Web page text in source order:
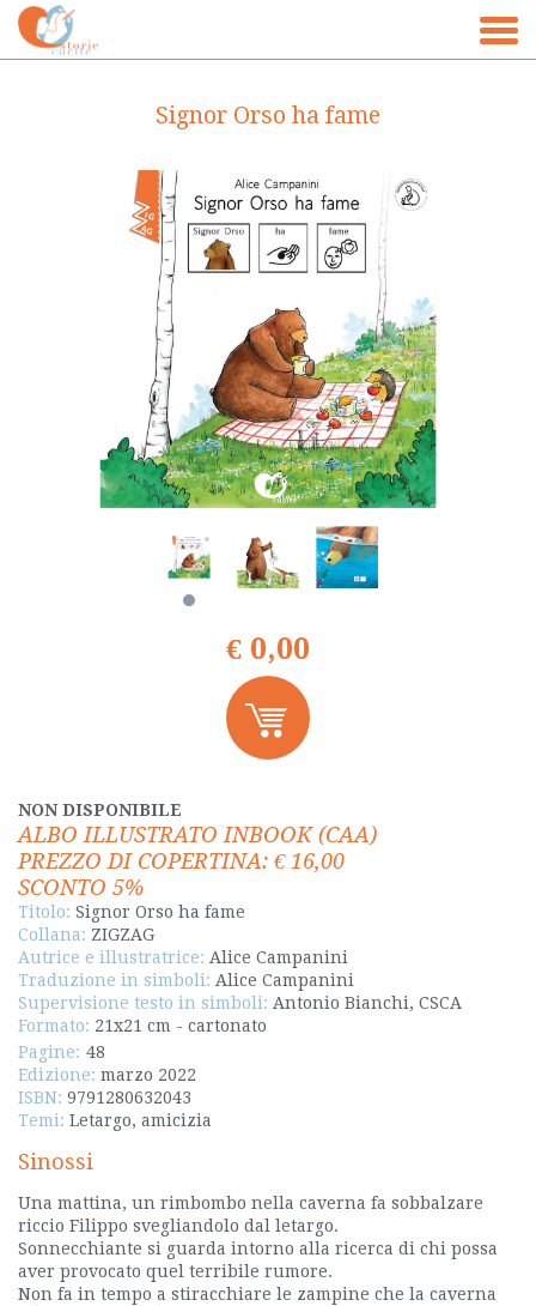
Libro su misura
Store
Blog&News
Dicono di noi
Contatti
Signor Orso ha fame
€ 0,00
NON DISPONIBILE
ALBO ILLUSTRATO INBOOK (CAA)
PREZZO DI COPERTINA: € 16,00
SCONTO 5%
Titolo: Signor Orso ha fame
Collana: ZIGZAG
Autrice e illustratrice: Alice Campanini
Traduzione in simboli: Alice Campanini
Supervisione testo in simboli: Antonio Bianchi, CSCA
Formato: 21x21 cm - cartonato
Pagine: 48
Edizione: marzo 2022
ISBN: 9791280632043
Temi: Letargo, amicizia
Sinossi
Una mattina, un rimbombo nella caverna fa sobbalzare
riccio Filippo svegliandolo dal letargo.
Sonnecchiante si guarda intorno alla ricerca di chi possa
aver provocato quel terribile rumore.
Non fa in tempo a stiracchiare le zampine che la caverna